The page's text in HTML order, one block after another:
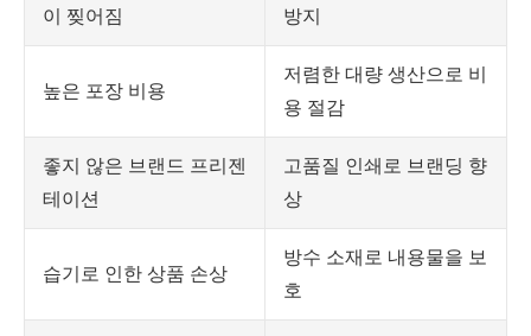
이 찢어짐
방지
높은 포장 비용
저렴한 대량 생산으로 비
용 절감
좋지 않은 브랜드 프리젠
테이션
고품질 인쇄로 브랜딩 향
상
습기로 인한 상품 손상
방수 소재로 내용물을 보
호